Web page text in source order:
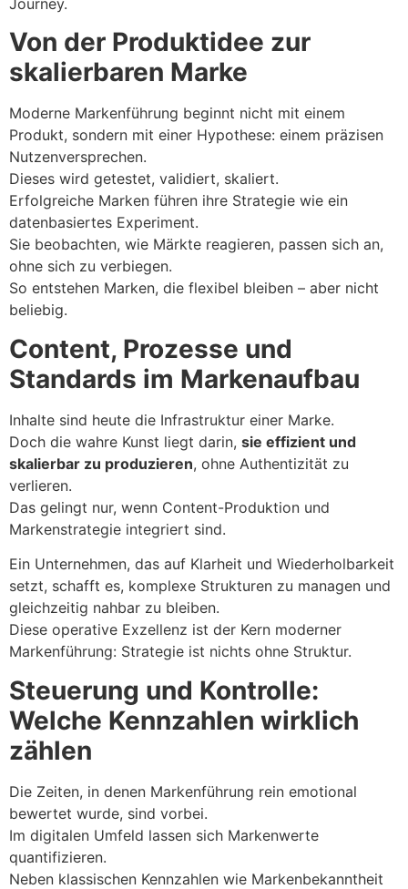
Von der Produktidee zur
skalierbaren Marke
Moderne Markenführung beginnt nicht mit einem
Produkt, sondern mit einer Hypothese: einem präzisen
Nutzenversprechen.
Dieses wird getestet, validiert, skaliert.
Erfolgreiche Marken führen ihre Strategie wie ein
datenbasiertes Experiment.
Sie beobachten, wie Märkte reagieren, passen sich an,
ohne sich zu verbiegen.
So entstehen Marken, die flexibel bleiben – aber nicht
beliebig.
Content, Prozesse und
Standards im Markenaufbau
Inhalte sind heute die Infrastruktur einer Marke.
Doch die wahre Kunst liegt darin, sie effizient und
skalierbar zu produzieren, ohne Authentizität zu
verlieren.
Das gelingt nur, wenn Content-Produktion und
Markenstrategie integriert sind.
Ein Unternehmen, das auf Klarheit und Wiederholbarkeit
setzt, schafft es, komplexe Strukturen zu managen und
gleichzeitig nahbar zu bleiben.
Diese operative Exzellenz ist der Kern moderner
Markenführung: Strategie ist nichts ohne Struktur.
Steuerung und Kontrolle:
Welche Kennzahlen wirklich
zählen
Die Zeiten, in denen Markenführung rein emotional
bewertet wurde, sind vorbei.
Im digitalen Umfeld lassen sich Markenwerte
quantifizieren.
Neben klassischen Kennzahlen wie Markenbekanntheit